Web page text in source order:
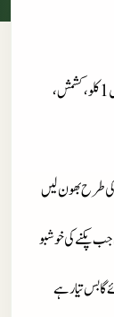
: انڈے دیسی 8 عدد، گھی دیسی 500 گرام، بیسن خالص 1 کلو، کشمش،
طرح بھون لیں
جب پکنے کی خوشبو
گا بس تیار ہے